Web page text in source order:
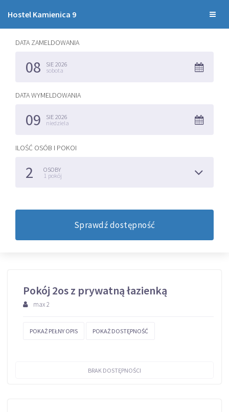
Hostel Kamienica 9
DATA ZAMELDOWANIA
08 SIE 2026
sobota
DATA WYMELDOWANIA
09 SIE 2026
niedziela
ILOŚĆ OSÓB I POKOI
2
OSOBY
1 pokój
sprawdź dostępność
Pokój 2os z prywatną łazienką
max 2
POKAŻ PEŁNY OPIS POKAŻ DOSTĘPNOŚĆ
BRAK DOSTĘPNOŚCI